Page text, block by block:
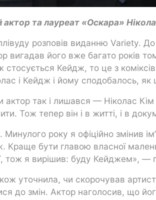
та лауреат «Оскара»
розповів виданню Variety.
вигадав його вже багато років
Кейдж, то це з
і Кейдж і йому сподобалось, як
так і лишався — Ніколас Кім
Тож тепер він і в житті, і в
року я офіційно змінив
Краще бути главою власної
тож я вирішив: буду Кейджем», —
уточнила, чи скорочував
до змін. Актор наголосив, що